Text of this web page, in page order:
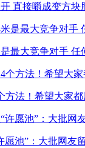
直接嚼成变方块
最大竞争对手
方法！希望大家都
池”：大批网友